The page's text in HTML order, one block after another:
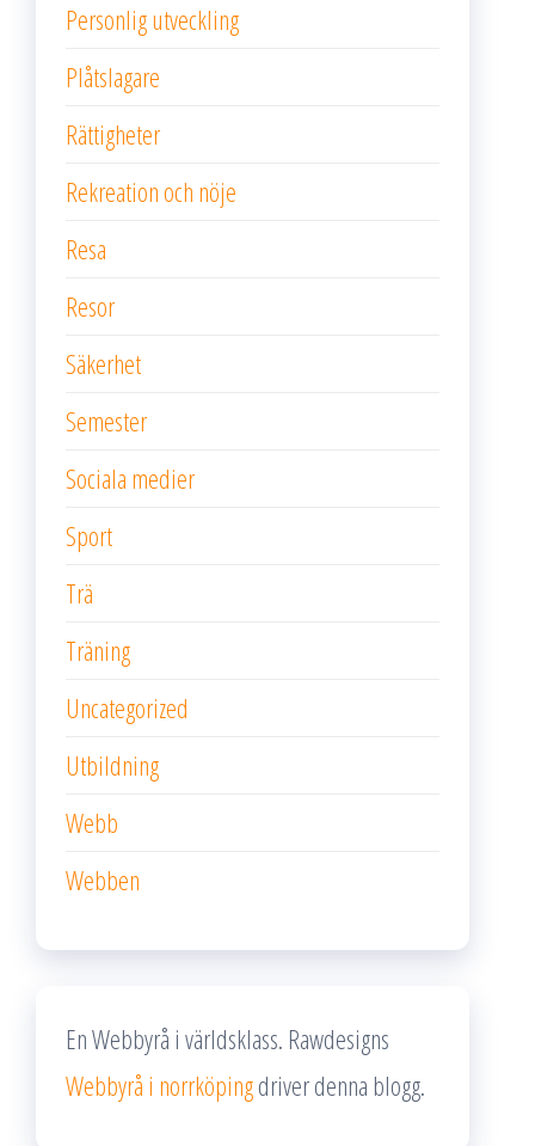
Personlig utveckling
Plåtslagare
Rättigheter
Rekreation och nöje
Resa
Resor
Säkerhet
Semester
Sociala medier
Sport
Trä
Träning
Uncategorized
Utbildning
Webb
Webben
En Webbyrå i världsklass. Rawdesigns
Webbyrå i norrköpingdriver denna blogg.